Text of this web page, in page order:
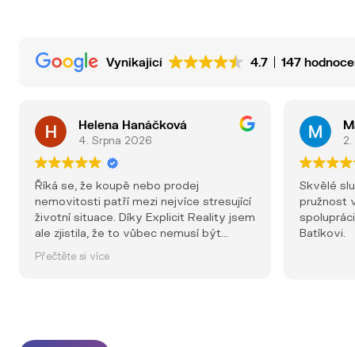
Vynikající 4.7 147
Helena Hanáčková
4. Srpna 2026
Říká se, že koupě nebo prodej
nemovitosti patří mezi nejvíce stresující
životní situace. Díky Explicit Reality jsem
ale zjistila, že to vůbec nemusí být
pravda. Už od prvního kontaktu jsem
jsem jen další klient – naopak jsem cítila
Přečtěte si více
Skvělé
pružnost
Batíkovi.